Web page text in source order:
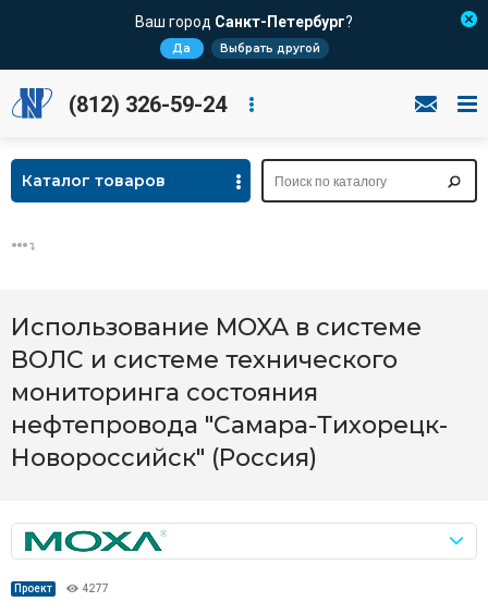
Ваш город Санкт-Петербург?
Да Выбрать другой
(812) 326-59-24
Каталог товаров
Использование MOXA в системе
ВОЛС и системе технического
мониторинга состояния
нефтепровода "Самара-Тихорецк-
Новороссийск" (Россия)
Проект 4277